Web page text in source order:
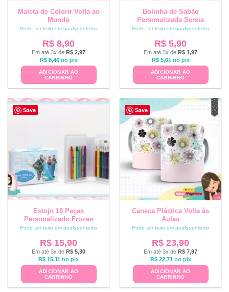
Maleta de Colorir Volta ao
Mundo
Pode ser feito em qualquer tema
R$ 8,90
Em até 3x de R$ 2,97
R$8,46 no pix
ADICIONAR AO
CARRINHO
Bolinha de Sabão
Personalizada Sereia
Pode ser feito em qualquer tema
R$ 5,90
Em até 3x de R$ 1,97
R$5,61 no pix
ADICIONAR AO
CARRINHO
Save
Estojo 18 Peças
Personalizado Frozen
Pode ser feito em qualquer tema
R$ 15,90
Em até 3x de R$ 5,30
R$ 15,11 no pix
ADICIONAR AO
CARRINHO
Save
Caneca Plástica Volta às
Aulas
Pode ser feito em qualquer tema
R$ 23,90
Em até 3x de R$ 7,97
R$22,71 no pix
ADICIONAR AO
CARRINHO